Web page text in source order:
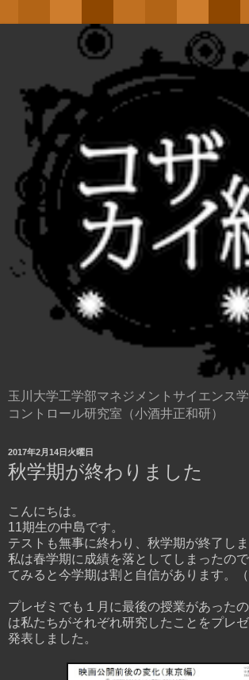
玉川大学工学部マネジメントサイエンス
コントロール研究室（小酒井正和研）
2017年2月14日火曜日
秋学期が終わりました
こんにちは。
11期生の中島です。
テストも無事に終わり、秋学期が終了しま
私は春学期に成績を落としてしまったの
てみると今学期は割と自信があります。（
プレゼミでも１月に最後の授業があった
は私たちがそれぞれ研究したことをプレ
発表しました。